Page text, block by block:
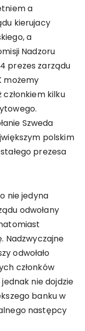
a
kierujacy
a
Nadzoru
prezes zarządu
możemy
kilku
Szweda
polskim
prezesa
nie jedyna
odwołany
Nadzwyczajne
odwołało
członków
nie dojdzie
banku w
następcy